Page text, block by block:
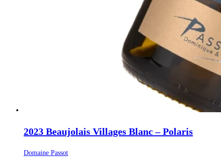
2023 Beaujolais Villages Blanc – Polaris
Domaine Passot